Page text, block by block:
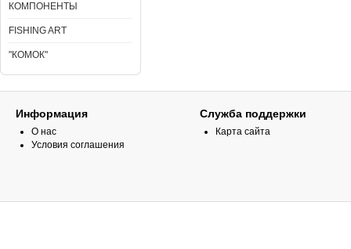
КОМПОНЕНТЫ
FISHING ART
"КОМОК"
Информация
О нас
Условия соглашения
Служба поддержки
Карта сайта